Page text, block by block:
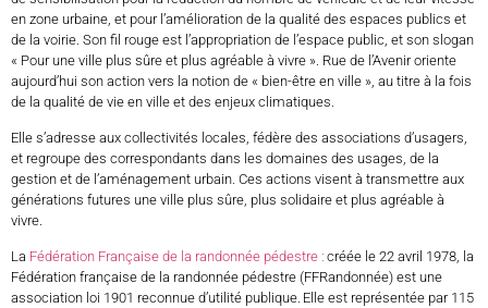
en zone urbaine, et pour l’amélioration de la qualité des espaces publics et
de la voirie. Son fil rouge est l’appropriation de l’espace public, et son slogan
« Pour une ville plus sûre et plus agréable à vivre ». Rue de l’Avenir oriente
aujourd’hui son action vers la notion de « bien-être en ville », au titre à la fois
de la qualité de vie en ville et des enjeux climatiques.
Elle s’adresse aux collectivités locales, fédère des associations d’usagers,
et regroupe des correspondants dans les domaines des usages, de la
gestion et de l’aménagement urbain. Ces actions visent à transmettre aux
générations futures une ville plus sûre, plus solidaire et plus agréable à
vivre.
La Fédération Française de la randonnée pédestre : créée le 22 avril 1978, la
Fédération française de la randonnée pédestre (FFRandonnée) est une
association loi 1901 reconnue d’utilité publique. Elle est représentée par 115